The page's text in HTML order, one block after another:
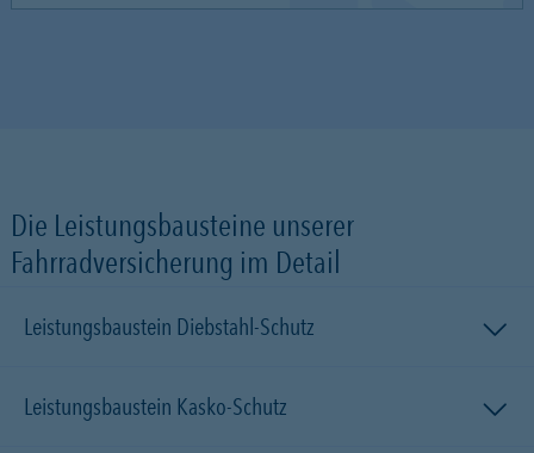
Die Leistungsbausteine unserer
Fahrradversicherung im Detail
Leistungsbaustein Diebstahl-Schutz
Leistungsbaustein Kasko-Schutz